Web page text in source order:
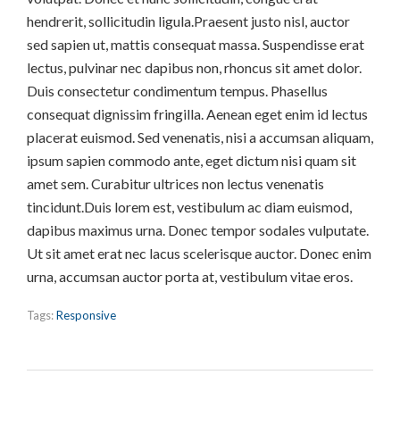
hendrerit, sollicitudin ligula.Praesent justo nisl, auctor
sed sapien ut, mattis consequat massa. Suspendisse erat
lectus, pulvinar nec dapibus non, rhoncus sit amet dolor.
Duis consectetur condimentum tempus. Phasellus
consequat dignissim fringilla. Aenean eget enim id lectus
placerat euismod. Sed venenatis, nisi a accumsan aliquam,
ipsum sapien commodo ante, eget dictum nisi quam sit
amet sem. Curabitur ultrices non lectus venenatis
tincidunt.Duis lorem est, vestibulum ac diam euismod,
dapibus maximus urna. Donec tempor sodales vulputate.
Ut sit amet erat nec lacus scelerisque auctor. Donec enim
urna, accumsan auctor porta at, vestibulum vitae eros.
Tags:Responsive